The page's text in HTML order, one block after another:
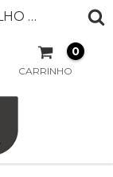
1601497 P BOTA ACIMA DO JOELHO SOLA FINA NAPA BRANCO
CARRINHO
0